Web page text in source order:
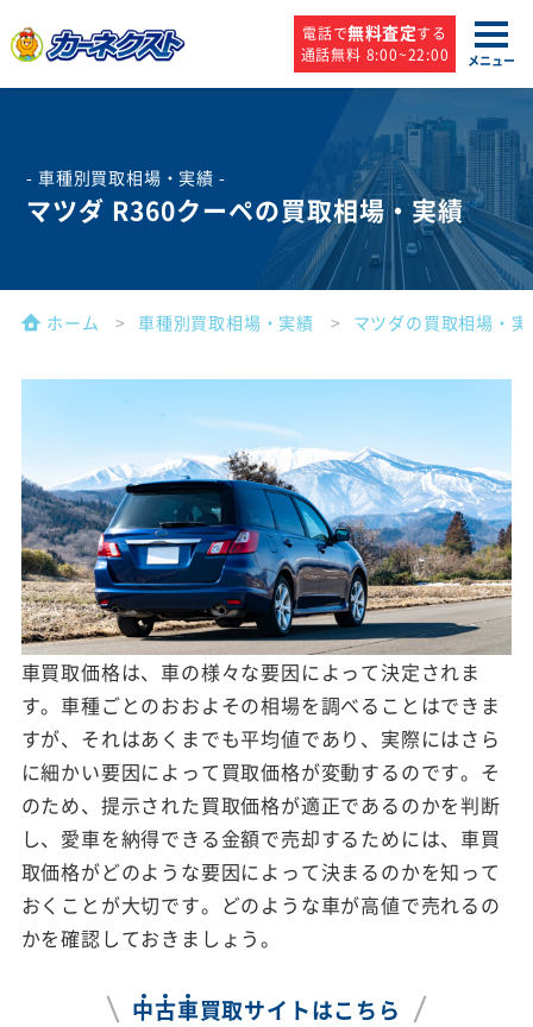
電話で無料査定する
通話無料 8:00~22:00
メニュー
- 車種別買取相場・実績 -
マツダ R360クーペの買取相場・実績
ホーム 車種別買取相場・実績 マツダの買取相場・
車買取価格は、車の様々な要因によって決定されま
す。車種ごとのおおよその相場を調べることはできま
すが、それはあくまでも平均値であり、実際にはさら
に細かい要因によって買取価格が変動するのです。そ
のため、提示された買取価格が適正であるのかを判断
し、愛車を納得できる金額で売却するためには、車買
取価格がどのような要因によって決まるのかを知って
おくことが大切です。どのような車が高値で売れるの
かを確認しておきましょう。
中古車買取サイトはこちら